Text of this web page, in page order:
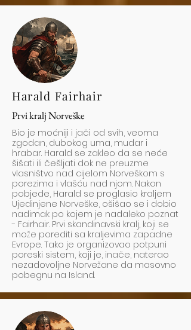
Harald Fairhair
Prvi kralj Norveške
Bio je moćniji i jači od svih, veoma
zgodan, dubokog uma, mudar i
hrabar. Harald se zakleo da se neće
šišati ili češljati dok ne preuzme
vlasništvo nad cijelom Norveškom s
porezima i vlašću nad njom. Nakon
pobjede, Harald se proglasio kraljem
Ujedinjene Norveške, ošišao se i dobio
nadimak po kojem je nadaleko poznat
- Fairhair. Prvi skandinavski kralj, koji se
može porediti sa kraljevima zapadne
Evrope. Tako je organizovao potpuni
poreski sistem, koji je, inače, naterao
nezadovoljne Norvežane da masovno
pobegnu na Island.